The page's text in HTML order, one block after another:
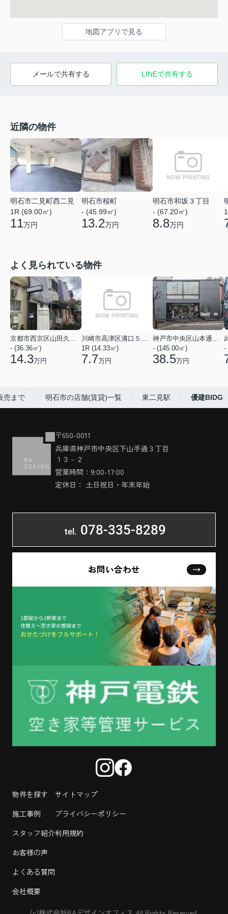
地図アプリで見る
メールで共有する LINEで共有する
近隣の物件
明石市二見町西二見
1R (69.00㎡)
11万円
明石市桜町
- (45.99㎡)
13.2万円
明石市和坂３丁目
- (67.20㎡)
8.8万円
よく見られている物件
京都市西京区山田久田町
- (36.36㎡)
14.3万円
川崎市高津区溝口５丁目
1R (14.33㎡)
7.7万円
神戸市中央区山本通２丁目
- (145.00㎡)
38.5万円
-
売まで 明石市の店舗(賃貸)一覧 東二見駅 優建BIDG
〒650-0011
兵庫県神戸市中央区下山手通３丁目
１３－２
営業時間：9:00-17:00
定休日： 土日祝日・年末年始
tel. 078-335-8289
お問い合わせ
物件を探す
施工事例
スタッフ紹介
お客様の声
よくある質問
会社概要
サイトマップ
プライバシーポリシー
利用規約